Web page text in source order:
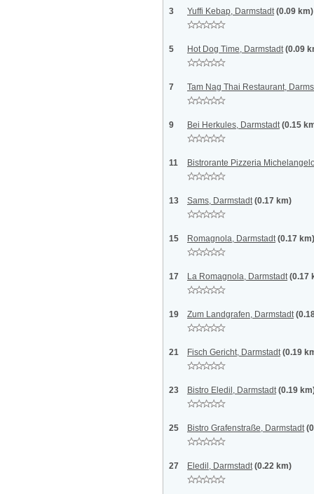
3 Yuffi Kebap, Darmstadt (0.09 km)
5 Hot Dog Time, Darmstadt (0.09
7 Tam Nag Thai Restaurant,
9 Bei Herkules, Darmstadt (0.15
11 Bistrorante Pizzeria
13 Sams, Darmstadt (0.17 km)
15 Romagnola, Darmstadt (0.17 km)
17 La Romagnola, Darmstadt (0.17
19 Zum Landgrafen, Darmstadt
21 Fisch Gericht, Darmstadt (0.19
23 Bistro Eledil, Darmstadt (0.19
25 Bistro Grafenstraße, Darmstadt
27 Eledil, Darmstadt (0.22 km)